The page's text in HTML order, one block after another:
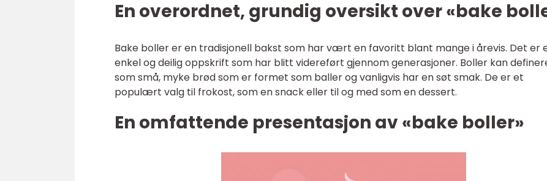
En overordnet, grundig oversikt over «bake
Bake boller er en tradisjonell bakst som har vært en favoritt blant mange i årevis. Det er
enkel og deilig oppskrift som har blitt videreført gjennom generasjoner. Boller kan
som små, myke brød som er formet som baller og vanligvis har en søt smak. De er et
populært valg til frokost, som en snack eller til og med som en dessert.
En omfattende presentasjon av «bake boller»